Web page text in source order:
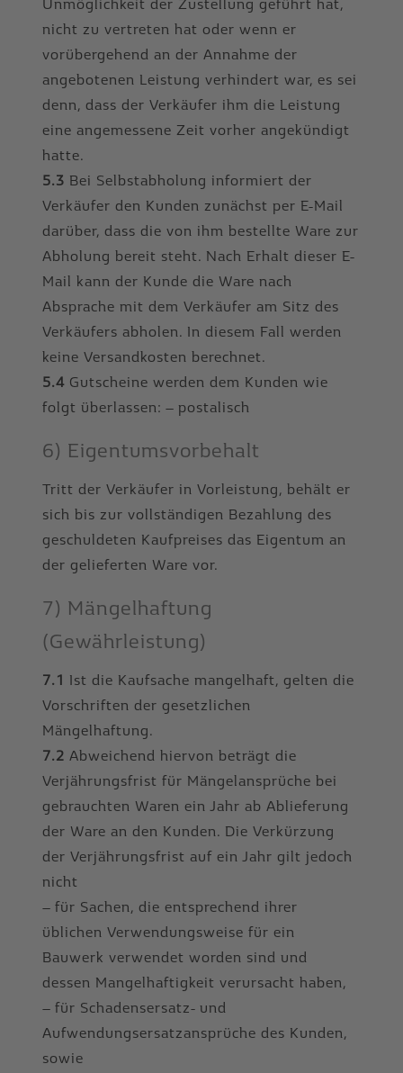
Unmöglichkeit der Zustellung geführt hat,
nicht zu vertreten hat oder wenn er
vorübergehend an der Annahme der
angebotenen Leistung verhindert war, es sei
denn, dass der Verkäufer ihm die Leistung
eine angemessene Zeit vorher angekündigt
hatte.
5.3 Bei Selbstabholung informiert der
Verkäufer den Kunden zunächst per E-Mail
darüber, dass die von ihm bestellte Ware zur
Abholung bereit steht. Nach Erhalt dieser E-
Mail kann der Kunde die Ware nach
Absprache mit dem Verkäufer am Sitz des
Verkäufers abholen. In diesem Fall werden
keine Versandkosten berechnet.
5.4 Gutscheine werden dem Kunden wie
folgt überlassen: – postalisch
6) Eigentumsvorbehalt
Tritt der Verkäufer in Vorleistung, behält er
sich bis zur vollständigen Bezahlung des
geschuldeten Kaufpreises das Eigentum an
der gelieferten Ware vor.
7) Mängelhaftung
(Gewährleistung)
7.1 Ist die Kaufsache mangelhaft, gelten die
Vorschriften der gesetzlichen
Mängelhaftung.
7.2 Abweichend hiervon beträgt die
Verjährungsfrist für Mängelansprüche bei
gebrauchten Waren ein Jahr ab Ablieferung
der Ware an den Kunden. Die Verkürzung
der Verjährungsfrist auf ein Jahr gilt jedoch
nicht
– für Sachen, die entsprechend ihrer
üblichen Verwendungsweise für ein
Bauwerk verwendet worden sind und
dessen Mangelhaftigkeit verursacht haben,
– für Schadensersatz- und
Aufwendungsersatzansprüche des Kunden,
sowie